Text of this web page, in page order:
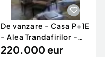
De vanzare - Casa P+1E
- Alea Trandafirilor -
220.000 euro
220.000 eur